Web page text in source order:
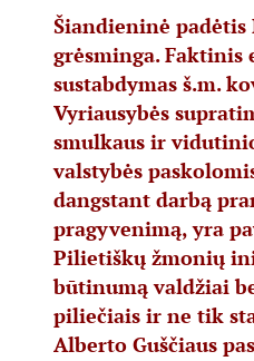
Šiandieninė
grėsminga. Faktinis
sustabdymas š.m.
Vyriausybės
smulkaus ir
valstybės
dangstant darbą
pragyvenimą, yra
Pilietiškų žmonių
būtinumą valdžiai
piliečiais ir ne tik
Alberto Guščiaus